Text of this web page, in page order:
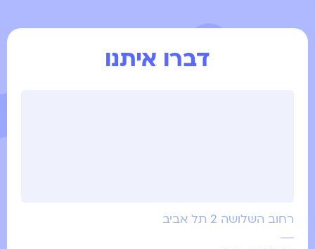
דברו איתנו
רחוב השלושה 2 תל אביב